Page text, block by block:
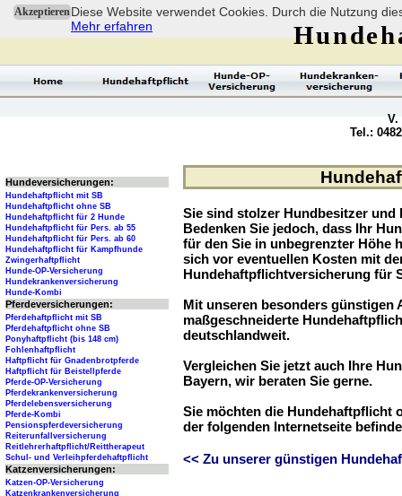
AkzeptierenDiese Website verwendet Cookies. Durch die Nutzung
Mehr erfahren
Sie sind stolzer Hundbesitzer und
Bedenken Sie jedoch, dass Ihr
für den Sie in unbegrenzter Höhe
sich vor eventuellen Kosten mit
Hundehaftpflichtversicherung für
Mit unseren besonders günstigen
maßgeschneiderte
deutschlandweit.
Vergleichen Sie jetzt auch Ihre
Bayern, wir beraten Sie gerne.
Sie möchten die Hundehaftpflicht
der folgenden Internetseite
<< Zu unserer günstigen
V.
Tel.:
Hundeversicherungen:
Hundehaftpflicht mit SB
Hundehaftpflicht ohne SB
Hundehaftpflicht für 2 Hunde
Hundehaftpflicht für Pers. ab 55
Hundehaftpflicht für Pers. ab 60
Hundehaftpflicht für Kampfhunde
Zwingerhaftpflicht
Hunde-OP-Versicherung
Hundekrankenversicherung
Hunde-Kombi
Pferdeversicherungen:
Pferdehaftpflicht mit SB
Pferdehaftpflicht ohne SB
Ponyhaftpflicht (bis 148 cm)
Fohlenhaftpflicht
Haftpflicht für Gnadenbrotpferde
Haftpflicht für Beistellpferde
Pferde-OP-Versicherung
Pferdekrankenversicherung
Pferdelebensversicherung
Pferde-Kombi
Pensionspferdeversicherung
Reiterunfallversicherung
Reitlehrerhaftpflicht/Reittherapeut
Schul- und Verleihpferdehaftpflicht
Katzenversicherungen:
Katzen-OP-Versicherung
Katzenkrankenversicherung